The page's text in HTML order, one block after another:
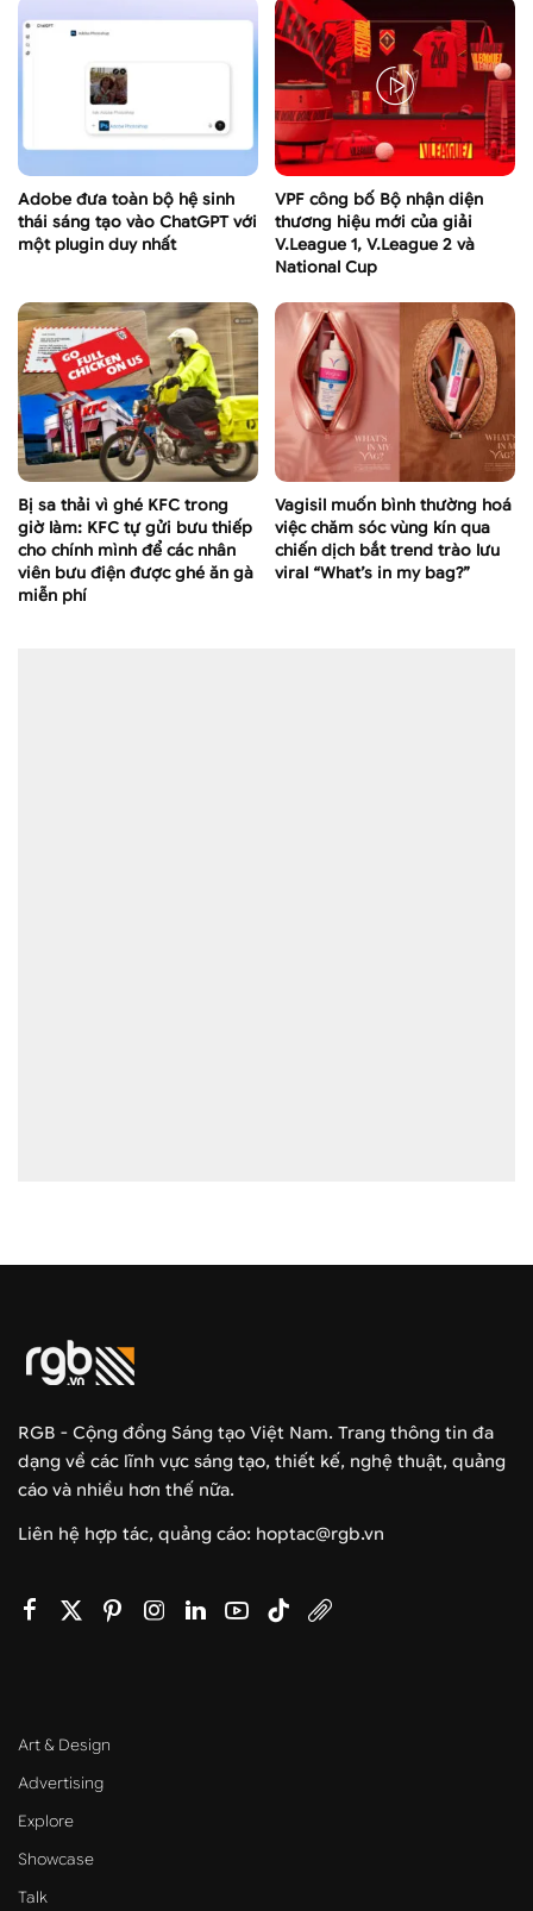
Adobe đưa toàn bộ hệ sinh
thái sáng tạo vào ChatGPT với
một plugin duy nhất
VPF công bố Bộ nhận diện
thương hiệu mới của giải
V.League 1, V.League 2 và
National Cup
Bị sa thải vì ghé KFC trong
giờ làm: KFC tự gửi bưu thiếp
cho chính mình để các nhân
viên bưu điện được ghé ăn gà
miễn phí
Vagisil muốn bình thường hoá
việc chăm sóc vùng kín qua
chiến dịch bắt trend trào lưu
viral “What’s in my bag?”
RGB - Cộng đồng Sáng tạo Việt Nam. Trang thông tin đa
dạng về các lĩnh vực sáng tạo, thiết kế, nghệ thuật, quảng
cáo và nhiều hơn thế nữa.
Liên hệ hợp tác, quảng cáo: hoptac@rgb.vn
Art & Design
Advertising
Explore
Showcase
Talk